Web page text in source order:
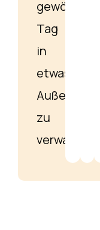
Tag
in
etwas
zu
verwandeln.